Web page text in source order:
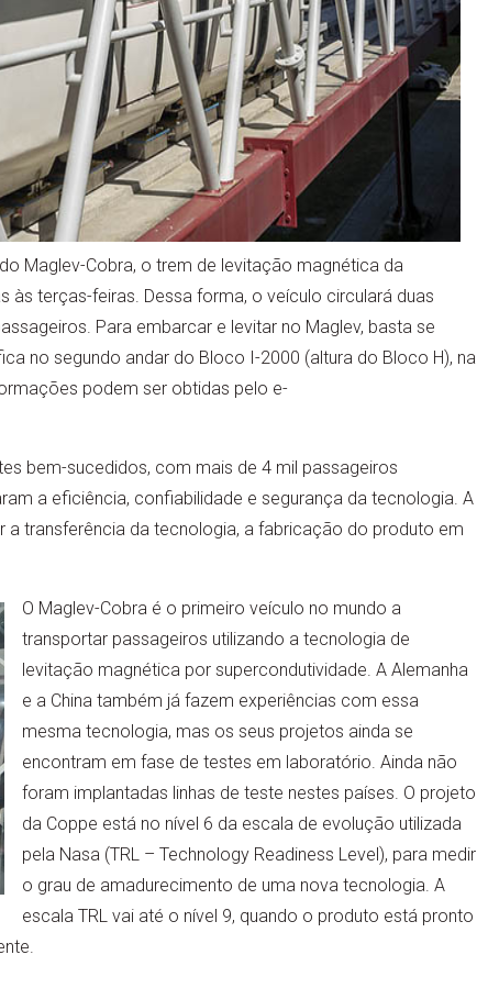
Maglev-Cobra, o trem de levitação magnética da
às terças-feiras. Dessa forma, o veículo circulará duas
Para embarcar e levitar no Maglev, basta se
no segundo andar do Bloco I-2000 (altura do Bloco H), na
podem ser obtidas pelo e-
bem-sucedidos, com mais de 4 mil passageiros
a eficiência, confiabilidade e segurança da tecnologia. A
transferência da tecnologia, a fabricação do produto em
O Maglev-Cobra é o primeiro veículo no mundo a
transportar passageiros utilizando a tecnologia de
levitação magnética por supercondutividade. A Alemanha
e a China também já fazem experiências com essa
mesma tecnologia, mas os seus projetos ainda se
encontram em fase de testes em laboratório. Ainda não
foram implantadas linhas de teste nestes países. O projeto
da Coppe está no nível 6 da escala de evolução utilizada
pela Nasa (TRL – Technology Readiness Level), para medir
o grau de amadurecimento de uma nova tecnologia. A
escala TRL vai até o nível 9, quando o produto está pronto